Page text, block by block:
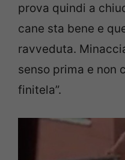
prova quindi a
cane sta bene e
ravveduta.
senso prima e non
finitela”.